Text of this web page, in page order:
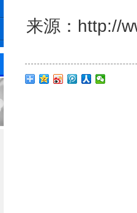
来源：http://